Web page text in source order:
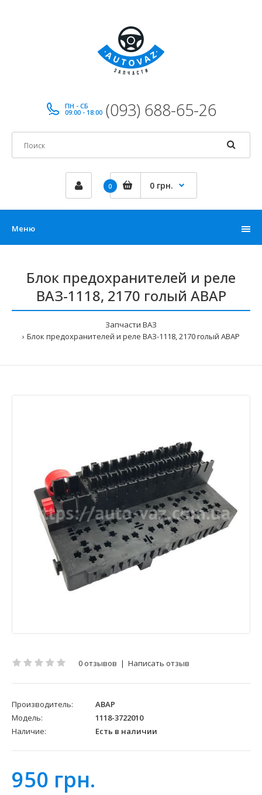
ПН - СБ
09:00 - 18:00 (093) 688-65-26
0 0 грн.
Меню
Блок предохранителей и реле
ВАЗ-1118, 2170 голый АВАР
Запчасти ВАЗ
Блок предохранителей и реле ВАЗ-1118, 2170 голый АВАР
0 отзывов | Написать отзыв
Производитель:
АВАР
Модель:
1118-3722010
Наличие:
Есть в наличии
950 грн.